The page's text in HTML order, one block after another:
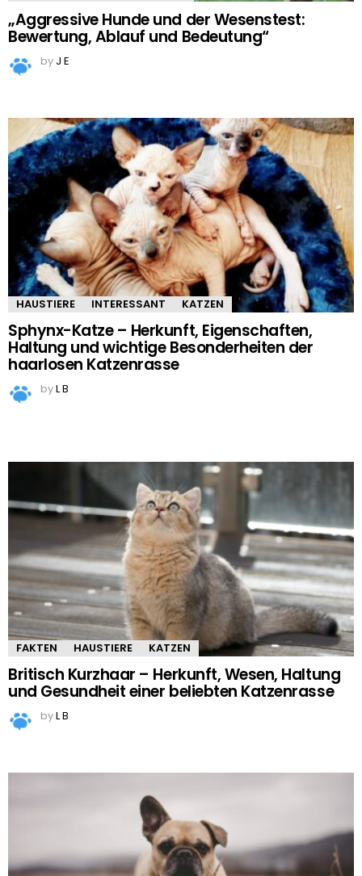
„Aggressive Hunde und der Wesenstest:
Bewertung, Ablauf und Bedeutung“
by J E
HAUSTIERE INTERESSANT KATZEN
Sphynx-Katze – Herkunft, Eigenschaften,
Haltung und wichtige Besonderheiten der
haarlosen Katzenrasse
byL B
FAKTEN HAUSTIERE KATZEN
Britisch Kurzhaar – Herkunft, Wesen, Haltung
und Gesundheit einer beliebten Katzenrasse
byL B